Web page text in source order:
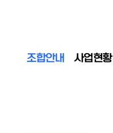
조합안내 사업현황